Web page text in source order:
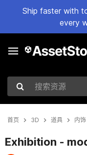
Ship faster with
every
搜索资源
首页 3D 道具 内饰
Exhibition -